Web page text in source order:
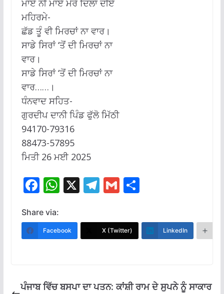
ਮਾਏ ਨੀ ਮਾਏ ਮੇਰੇ ਦਿਲਾਂ ਦੀਏ
ਮਹਿਰਮੇ-
ਛੱਡ ਤੂੰ ਵੀ ਮਿਰਚਾਂ ਨਾ ਵਾਰ।
ਸਾਡੇ ਸਿਰਾਂ ‘ਤੋਂ ਦੀ ਮਿਰਚਾਂ ਨਾ
ਵਾਰ।
ਸਾਡੇ ਸਿਰਾਂ ‘ਤੋਂ ਦੀ ਮਿਰਚਾਂ ਨਾ
ਵਾਰ……।
ਧੰਨਵਾਦ ਸਹਿਤ-
ਗੁਰਦੀਪ ਦਾਨੀ ਪਿੰਡ ਫੁੱਲੋ ਮਿੱਠੀ
94170-79316
88473-57895
ਮਿਤੀ 26 ਮਈ 2025
F
e
b
k
W
at
s
p
X T
e
gr
G
ai
l
S
ar
e
Share via:
Facebook X (Twitter) LinkedIn
ਪੰਜਾਬ ਵਿੱਚ ਬਸਪਾ ਦਾ ਪਤਨ: ਕਾਂਸ਼ੀ ਰਾਮ ਦੇ ਸੁਪਨੇ ਨੂੰ ਸਾਕਾਰ